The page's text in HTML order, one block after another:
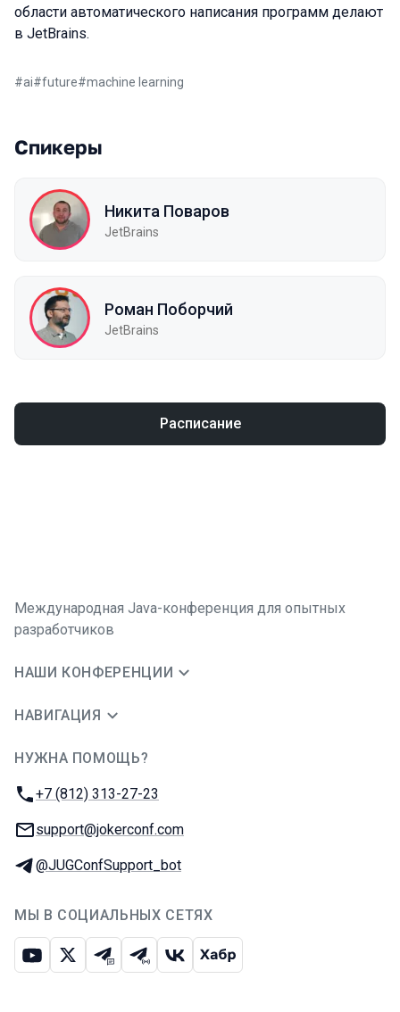
области автоматического написания программ делают
в JetBrains.
#ai#future#machine learning
Спикеры
Никита Поваров
JetBrains
Роман Поборчий
JetBrains
Расписание
Международная Java-конференция для опытных
разработчиков
НАШИ КОНФЕРЕНЦИИ
НАВИГАЦИЯ
НУЖНА ПОМОЩЬ?
Телефон:
+7 (812) 313-27-23
E-mail:
support@jokerconf.com
Телеграм:
@JUGConfSupport_bot
МЫ В СОЦИАЛЬНЫХ СЕТЯХ
ЮтубИкс Телеграм-чат
Телеграм-канал
ВКонтакте
Хабр